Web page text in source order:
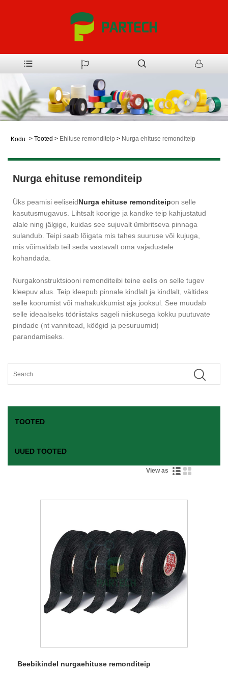
Kodu > Tooted > Ehituse remonditeip > Nurga ehituse remonditeip
Nurga ehituse remonditeip
Üks peamisi eeliseidNurga ehituse remonditeipon selle
kasutusmugavus. Lihtsalt koorige ja kandke teip kahjustatud
alale ning jälgige, kuidas see sujuvalt ümbritseva pinnaga
sulandub. Teipi saab lõigata mis tahes suuruse või kujuga,
mis võimaldab teil seda vastavalt oma vajadustele
kohandada.
Nurgakonstruktsiooni remonditeibi teine ​​eelis on selle tugev
kleepuv alus. Teip kleepub pinnale kindlalt ja kindlalt, vältides
selle koorumist või mahakukkumist aja jooksul. See muudab
selle ideaalseks tööriistaks sageli niiskusega kokku puutuvate
pindade (nt vannitoad, köögid ja pesuruumid)
parandamiseks.
TOOTED
UUED TOOTED
View as
Beebikindel nurgaehituse remonditeip